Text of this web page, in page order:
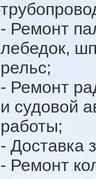
- Ремонт
лебедок,
рельс;
- Ремонт
и судовой
работы;
- Доставка
- Ремонт